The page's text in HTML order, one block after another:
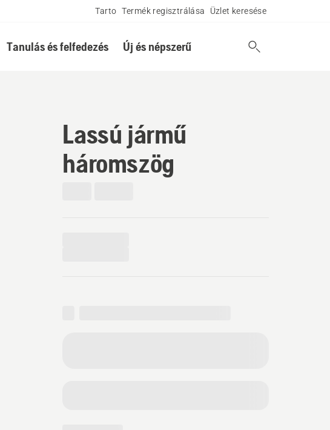
Tarto Termék regisztrálása Üzlet keresése
Tanulás és felfedezés Új és népszerű
Lassú jármű
háromszög